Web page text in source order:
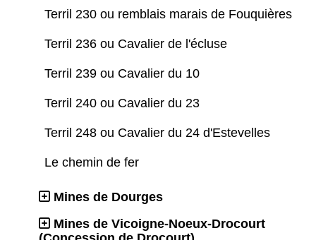
Terril 230 ou remblais marais de Fouquières
Terril 236 ou Cavalier de l'écluse
Terril 239 ou Cavalier du 10
Terril 240 ou Cavalier du 23
Terril 248 ou Cavalier du 24 d'Estevelles
Le chemin de fer
Mines de Dourges
Mines de Vicoigne-Noeux-Drocourt